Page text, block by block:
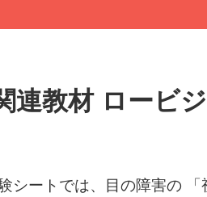
教材 ロービ
シートでは、目の障害の